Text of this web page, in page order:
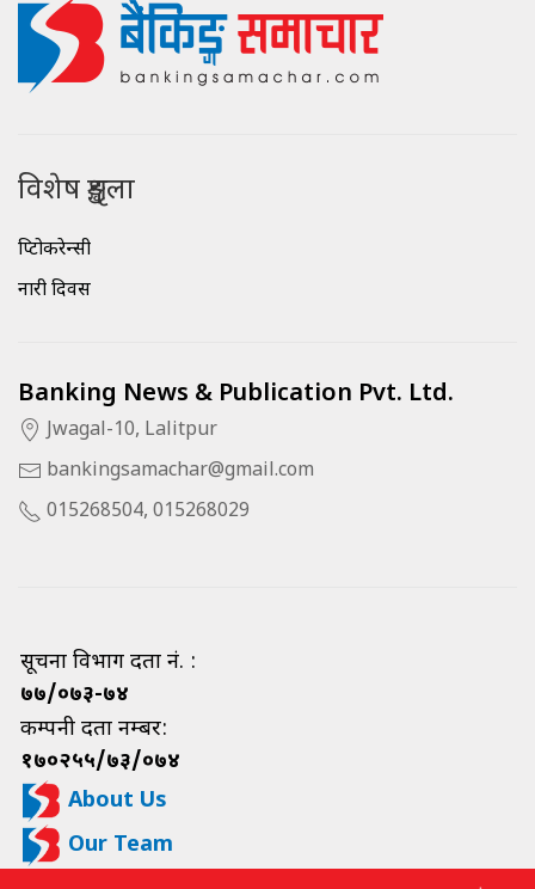
विशेष शृङ्खला
क्रिप्टोकरेन्सी
नारी दिवस
Banking News & Publication Pvt. Ltd.
Jwagal-10, Lalitpur
bankingsamachar@gmail.com
015268504, 015268029
सूचना विभाग दर्ता नं. :
७७/०७३-७४
कम्पनी दर्ता नम्बर:
१७०२५५/७३/०७४
About Us
Our Team